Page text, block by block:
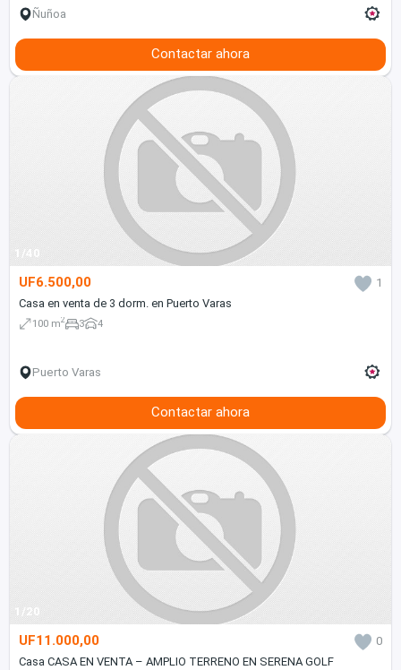
Ñuñoa
Contactar ahora
1/40
UF6.500,00
1
Casa en venta de 3 dorm. en Puerto Varas
100 m2 3 4
Puerto Varas
Contactar ahora
1/20
UF11.000,00
0
Casa CASA EN VENTA – AMPLIO TERRENO EN SERENA GOLF